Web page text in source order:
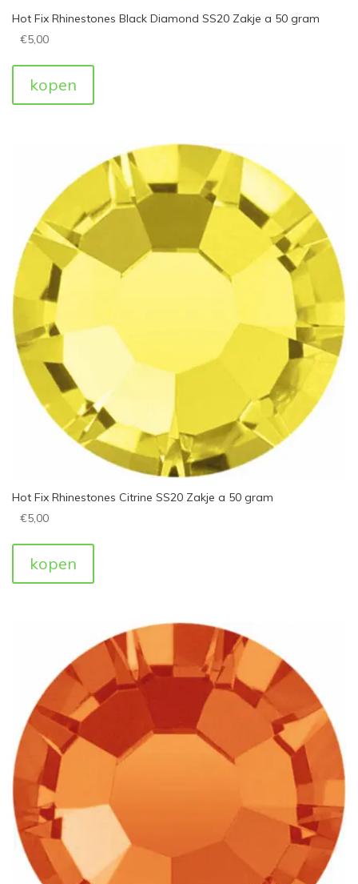
Hot Fix Rhinestones Black Diamond SS20 Zakje a 50 gram
€5,00
kopen
Hot Fix Rhinestones Citrine SS20 Zakje a 50 gram
€5,00
kopen